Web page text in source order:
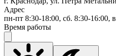
Адрес
пн-пт 8:30-18:00, сб. 8:30-16:00,
Время работы